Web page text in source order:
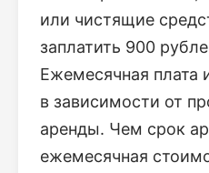
или чистящие
заплатить 900
Ежемесячная плата
в зависимости от
аренды. Чем срок
ежемесячная